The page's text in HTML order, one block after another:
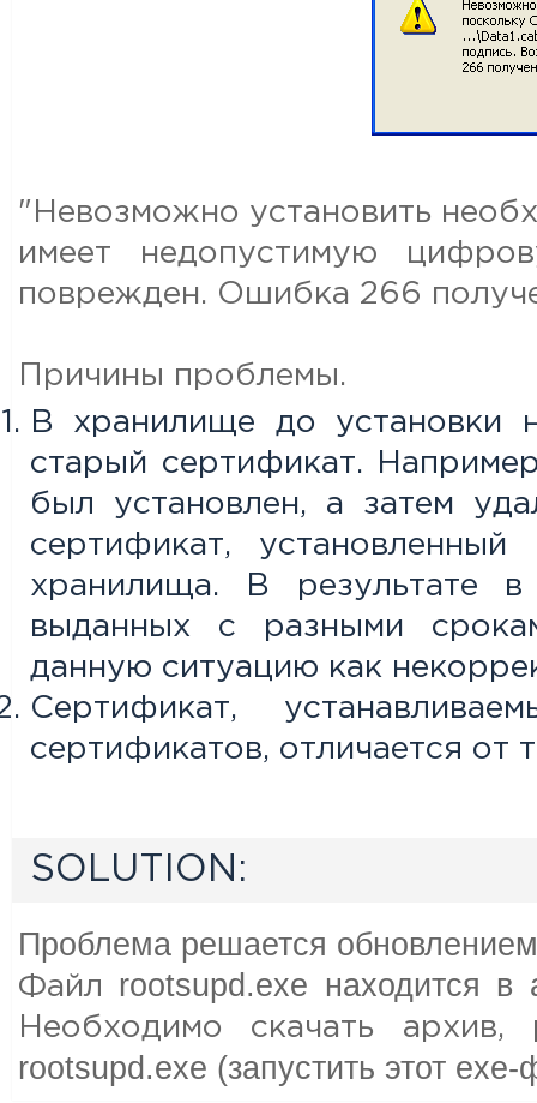
"Невозможно установить
имеет недопустимую
поврежден. Ошибка 266
Причины проблемы.
В хранилище до установки
старый сертификат.
был установлен, а затем
сертификат,
хранилища. В результате
выданных с разными
данную ситуацию как
Сертификат,
сертификатов, отличается
SOLUTION:
Проблема решается
Файл rootsupd.exe находится в
Необходимо скачать архив,
rootsupd.exe (запустить этот